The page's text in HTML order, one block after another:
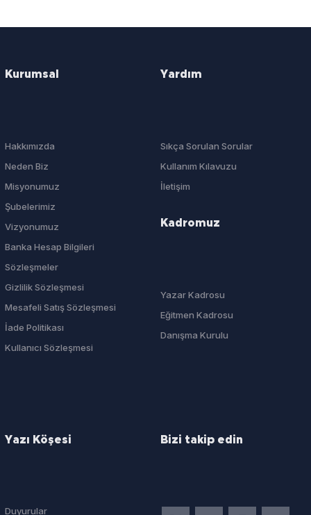
Kurumsal
Hakkımızda
Neden Biz
Misyonumuz
Şubelerimiz
Vizyonumuz
Banka Hesap Bilgileri
Sözleşmeler
Gizlilik Sözleşmesi
Mesafeli Satış Sözleşmesi
İade Politikası
Kullanıcı Sözleşmesi
Yardım
Sıkça Sorulan Sorular
Kullanım Kılavuzu
İletişim
Kadromuz
Yazar Kadrosu
Eğitmen Kadrosu
Danışma Kurulu
Yazı Köşesi
Duyurular
Bizi takip edin